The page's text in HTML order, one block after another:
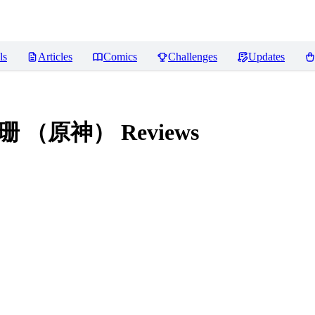
Articles Comics Challenges Updates
（原神） Reviews